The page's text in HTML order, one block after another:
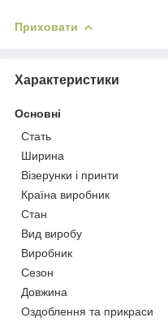
Приховати
Характеристики
Основні
Стать
Ширина
Візерунки і принти
Країна виробник
Стан
Вид виробу
Виробник
Сезон
Довжина
Оздоблення та прикраси